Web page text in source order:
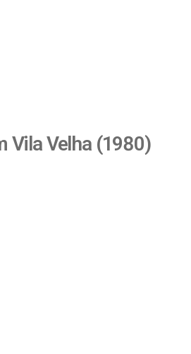
Vila Velha (1980)